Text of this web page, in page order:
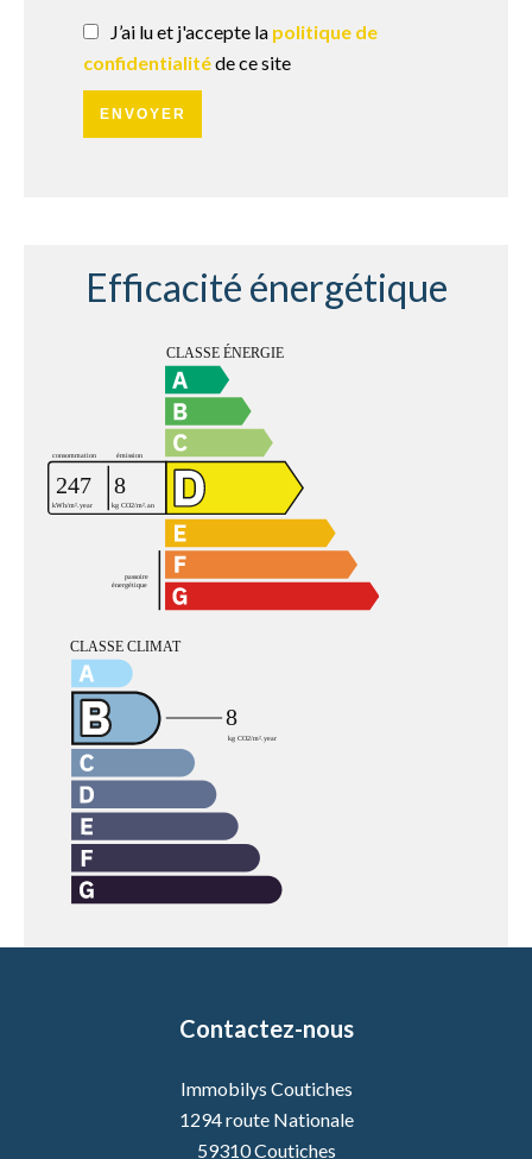
J’ai lu et j'accepte la politique de
confidentialitéde ce site
ENVOYER
Efficacité énergétique
Contactez-nous
Immobilys Coutiches
1294 route Nationale
59310Coutiches